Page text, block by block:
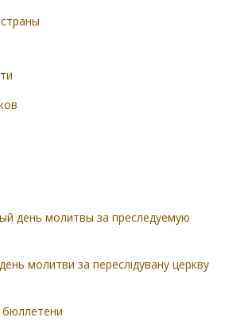
день молитвы за преследуемую
молитви за переслідувану церкву